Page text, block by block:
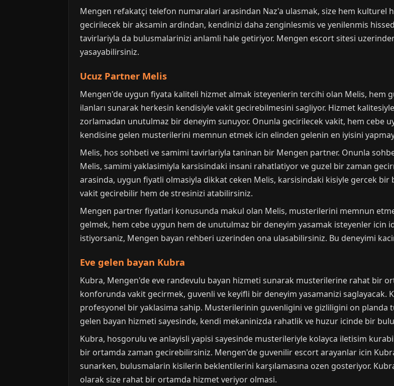
Mengen refakatçi telefon numaralari arasindan Naz'a ulasmak, size hem kulturel
gecirilecek bir aksamin ardindan, kendinizi daha zenginlesmis ve yenilenmis
tavirlariyla da bulusmalarinizi anlamli hale getiriyor. Mengen escort sitesi
yasayabilirsiniz.
Ucuz Partner Melis
Mengen'de uygun fiyata kaliteli hizmet almak isteyenlerin tercihi olan Melis, hem
ilanları sunarak herkesin kendisiyle vakit gecirebilmesini sagliyor. Hizmet
zorlamadan unutulmaz bir deneyim sunuyor. Onunla gecirilecek vakit, hem cebe
kendisine gelen musterilerini memnun etmek icin elinden gelenin en iyisini
Melis, hos sohbeti ve samimi tavirlariyla taninan bir Mengen partner. Onunla
Melis, samimi yaklasimiyla karsisindaki insani rahatlatiyor ve guzel bir zaman
arasinda, uygun fiyatli olmasiyla dikkat ceken Melis, karsisindaki kisiyle gercek
vakit gecirebilir hem de stresinizi atabilirsiniz.
Mengen partner fiyatlari konusunda makul olan Melis, musterilerini memnun
gelmek, hem cebe uygun hem de unutulmaz bir deneyim yasamak isteyenler icin
istiyorsaniz, Mengen bayan rehberi uzerinden ona ulasabilirsiniz. Bu deneyimi
Eve gelen bayan Kubra
Kubra, Mengen'de eve randevulu bayan hizmeti sunarak musterilerine rahat bir
konforunda vakit gecirmek, guvenli ve keyifli bir deneyim yasamanizi saglayacak.
profesyonel bir yaklasima sahip. Musterilerinin guvenligini ve gizliligini on planda
gelen bayan hizmeti sayesinde, kendi mekaninizda rahatlik ve huzur icinde bir
Kubra, hosgorulu ve anlayisli yapisi sayesinde musterileriyle kolayca iletisim
bir ortamda zaman gecirebilirsiniz. Mengen'de guvenilir escort arayanlar icin
sunarken, bulusmalarin kisilerin beklentilerini karşılamasına ozen gosteriyor.
olarak size rahat bir ortamda hizmet veriyor olmasi.